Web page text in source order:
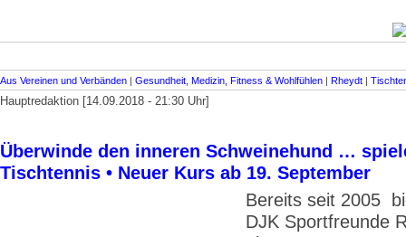
Aus Vereinen und Verbänden | Gesundheit, Medizin, Fitness & Wohlfühlen | Rheydt |
Hauptredaktion [14.09.2018 - 21:30 Uhr]
Überwinde den inneren Schweinehund …
Tischtennis • Neuer Kurs ab 19. September
Bereits seit 2005
DJK Sportfreunde